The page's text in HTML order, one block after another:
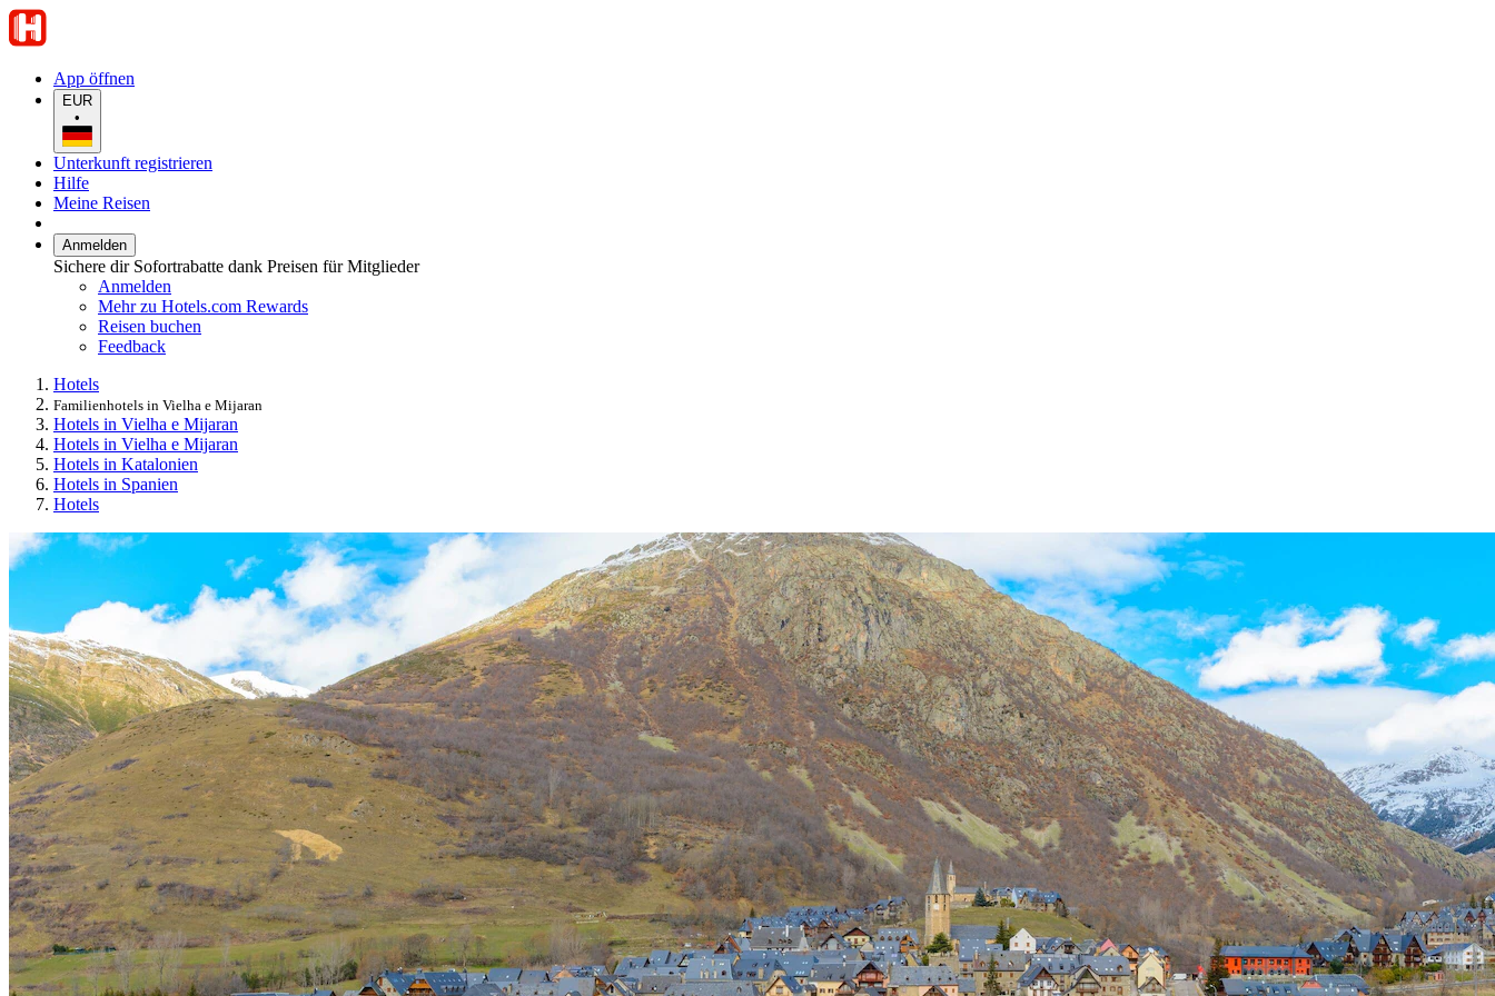
App öffnen
EUR
•
Unterkunft registrieren
Hilfe
Meine Reisen
Anmelden
Sichere dir Sofortrabatte dank Preisen für Mitglieder
Anmelden
Mehr zu Hotels.com Rewards
Reisen buchen
Feedback
Hotels
Familienhotels in Vielha e Mijaran
Hotels in Vielha e Mijaran
Hotels in Vielha e Mijaran
Hotels in Katalonien
Hotels in Spanien
Hotels